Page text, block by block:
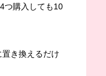
つ購入しても10
き換えるだけ